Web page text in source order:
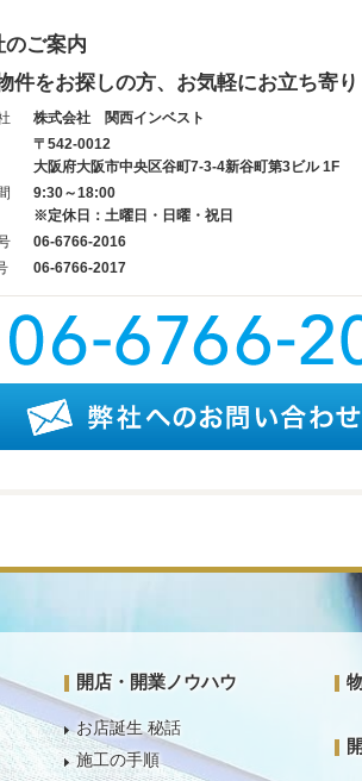
のご案内
件をお探しの方、お気軽にお立ち寄り
株式会社 関西インベスト
〒542-0012
大阪府大阪市中央区谷町7-3-4新谷町第3ビル 1F
9:30～18:00
※定休日：土曜日・日曜・祝日
06-6766-2016
06-6766-2017
開店・開業ノウハウ
お店誕生 秘話
施工の手順